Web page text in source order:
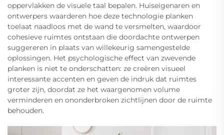
oppervlakken de visuele taal bepalen. Huiseigenaren en
ontwerpers waarderen hoe deze technologie planken
toelaat naadloos met de wand te versmelten, waardoor
cohesieve ruimtes ontstaan die doordachte ontwerpen
suggereren in plaats van willekeurig samengestelde
oplossingen. Het psychologische effect van zwevende
planken is niet te onderschatten: ze creëren visueel
interessante accenten en geven de indruk dat ruimtes
groter zijn, doordat ze het waargenomen volume
verminderen en ononderbroken zichtlijnen door de ruimte
behouden.